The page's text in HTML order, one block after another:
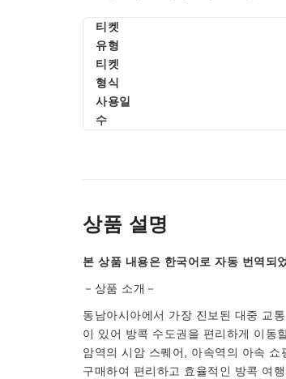
티켓
유형
티켓
형식
사용일
수
상품 설명
본 상품 내용은 한국어로 자동 번역되
－상품 소개－
동남아시아에서 가장 진보된 대중 교
이 있어 방콕 수도권을 편리하게 이동
암역의 시암 스퀘어, 아속역의 아속
구매하여 편리하고 효율적인 방콕 여